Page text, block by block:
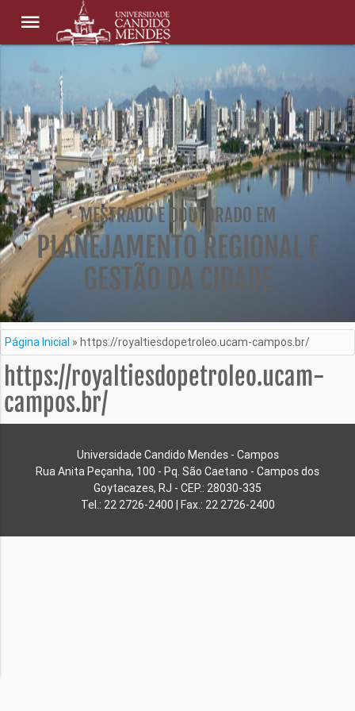
MESTRADO E DOUTORADO EM
PLANEJAMENTO REGIONAL E
GESTÃO DA CIDADE
Página Inicial » https://royaltiesdopetroleo.ucam-campos.br/
https://royaltiesdopetroleo.ucam-
campos.br/
Universidade Candido Mendes - Campos
Rua Anita Peçanha, 100 - Pq. São Caetano - Campos dos
Goytacazes, RJ - CEP.: 28030-335
Tel.: 22 2726-2400 | Fax.: 22 2726-2400